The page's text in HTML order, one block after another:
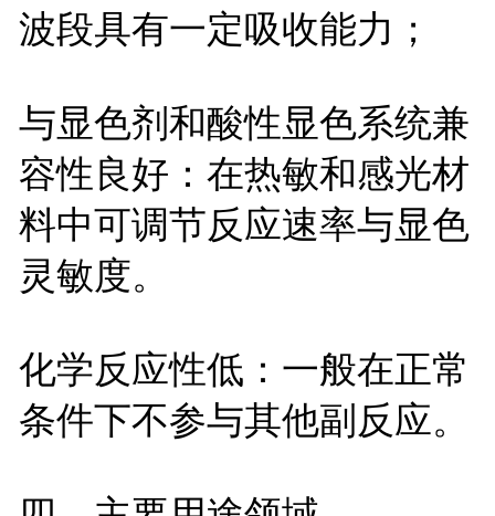
波段具有一定吸收能力；
与显色剂和酸性显色系统兼
容性良好：在热敏和感光材
料中可调节反应速率与显色
灵敏度。
化学反应性低：一般在正常
条件下不参与其他副反应。